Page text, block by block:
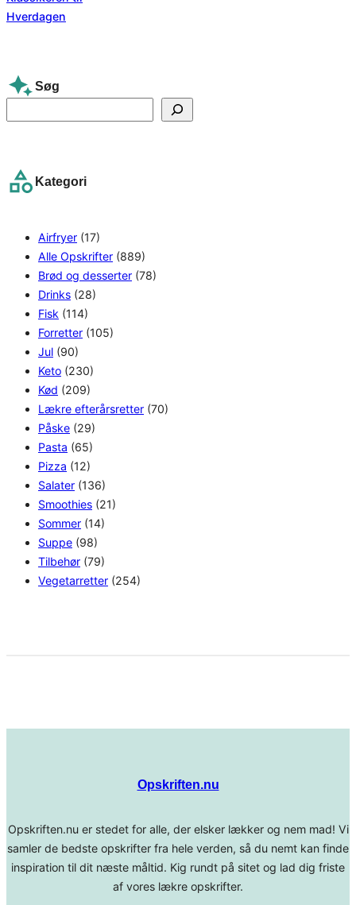
Søg
e
c
Kategori
Airfryer (17)
Alle Opskrifter (889)
Brød og desserter (78)
Drinks (28)
Fisk (114)
Forretter (105)
Jul (90)
Keto (230)
Kød (209)
Lækre efterårsretter (70)
Påske (29)
Pasta (65)
Pizza (12)
Salater (136)
Smoothies (21)
Sommer (14)
Suppe (98)
Tilbehør (79)
Vegetarretter (254)
Opskriften.nu
Opskriften.nu er stedet for alle, der elsker lækker og nem mad! Vi
samler de bedste opskrifter fra hele verden, så du nemt kan finde
inspiration til dit næste måltid. Kig rundt på sitet og lad dig friste
af vores lækre opskrifter.